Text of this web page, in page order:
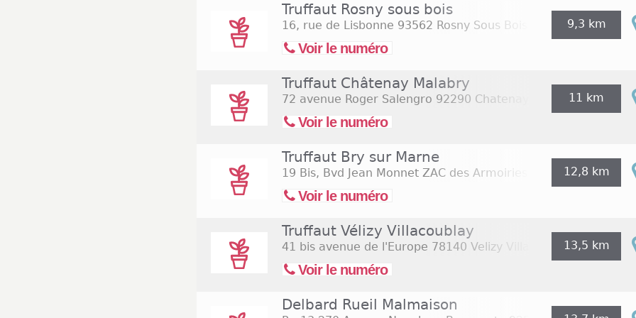
Truffaut Rosny sous bois
16, rue de Lisbonne 93562 Rosny Sous Bois
Voir le numéro
9,3 km
Truffaut Châtenay Malabry
72 avenue Roger Salengro 92290 Chatenay Malabry
Voir le numéro
11 km
Truffaut Bry sur Marne
19 Bis, Bvd Jean Monnet ZAC des Armoiries 94360 Bry Sur
Voir le numéro
12,8 km
Truffaut Vélizy Villacoublay
41 bis avenue de l'Europe 78140 Velizy Villacoublay
Voir le numéro
13,5 km
Delbard Rueil Malmaison